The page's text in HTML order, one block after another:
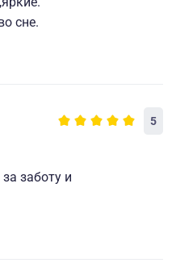
сне.
5
заботу и